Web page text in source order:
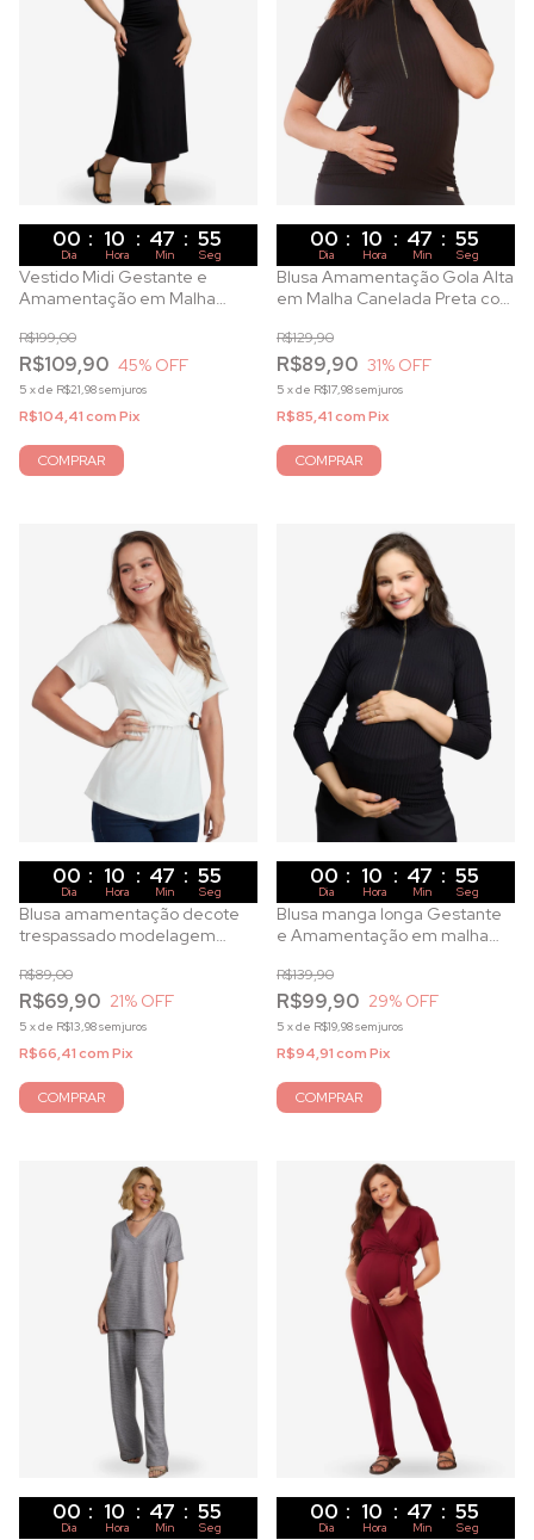
00 : 10 : 47 : 53
Dia Hora Min Seg
Vestido Midi Gestante e
Amamentação em Malha
R$109,90
R$199,00
45% OFF
5 xde R$21,98sem juros
R$104,41comPix
COMPRAR
00 : 10 : 47 : 53
Dia Hora Min Seg
Blusa Amamentação Gola Alta
em Malha Canelada Preta com
R$89,90
R$129,90
31% OFF
5 xde R$17,98sem juros
R$85,41comPix
COMPRAR
00 : 10 : 47 : 53
Dia Hora Min Seg
Blusa amamentação decote
trespassado modelagem
white
R$69,90
R$89,00
21% OFF
5 xde R$13,98sem juros
R$66,41comPix
COMPRAR
00 : 10 : 47 : 53
Dia Hora Min Seg
Blusa manga longa Gestante
e Amamentação em malha
R$99,90
R$139,90
29% OFF
5 xde R$19,98sem juros
R$94,91comPix
COMPRAR
00 : 10 : 47 : 53
Dia Hora Min Seg
00 : 10 : 47 : 53
Dia Hora Min Seg